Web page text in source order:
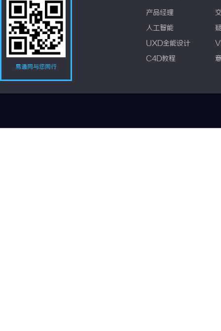
易通网与您同行
产品经理
人工智能
UXD全能设计
C4D教程